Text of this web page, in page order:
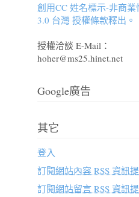
創用CC 姓名標示-非商
3.0 台灣 授權條款釋出。
授權洽談 E-Mail：
hoher@ms25.hinet.net
Google廣告
其它
登入
訂閱網站內容 RSS 資訊
訂閱網站留言 RSS 資訊